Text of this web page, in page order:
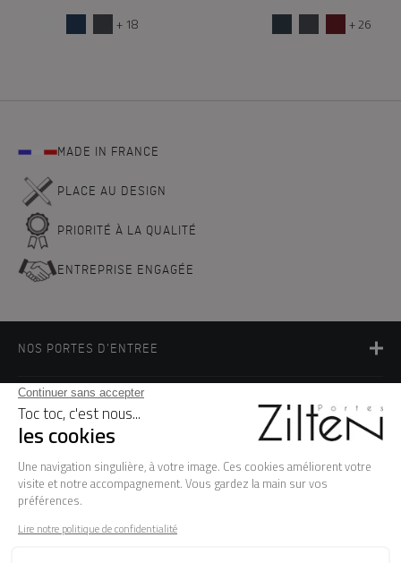
+ 18 + 26
MADE IN FRANCE
PLACE AU DESIGN
PRIORITÉ À LA QUALITÉ
ENTREPRISE ENGAGÉE
NOS PORTES D'ENTREE
FAQ
Les garanties
Le SAV
Besoin d'informations ? Nos conseillers